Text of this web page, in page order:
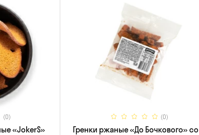
(0)
«JokerS»
(0)
Гренки ржаные «До Бочкового» со